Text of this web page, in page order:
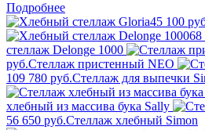
Подробнее
45 100
68
стеллаж Delonge 1000
руб.Стеллаж пристенный NEO
109 780 руб.Стеллаж для выпечки
хлебный из массива бука Sally
56 650 руб.Стеллаж хлебный Simon